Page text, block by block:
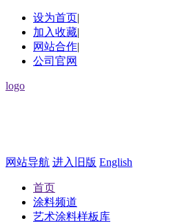
设为首页|
加入收藏|
网站合作|
公司官网
logo
网站导航 进入旧版 English
首页
涂料频道
艺术涂料样板库